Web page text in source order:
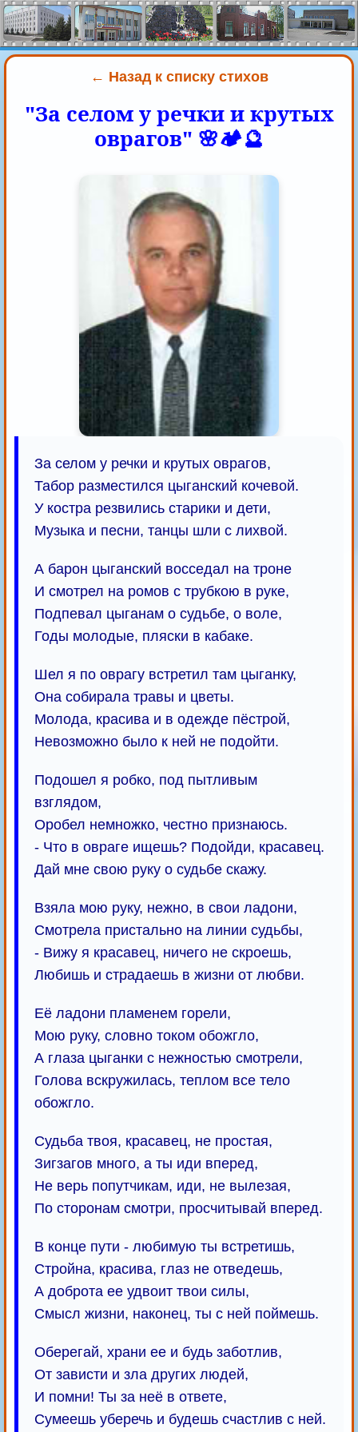
← Назад к списку стихов
"За селом у речки и крутых
оврагов" 🌸🏕️🔮
За селом у речки и крутых оврагов,
Табор разместился цыганский кочевой.
У костра резвились старики и дети,
Музыка и песни, танцы шли с лихвой.
А барон цыганский восседал на троне
И смотрел на ромов с трубкою в руке,
Подпевал цыганам о судьбе, о воле,
Годы молодые, пляски в кабаке.
Шел я по оврагу встретил там цыганку,
Она собирала травы и цветы.
Молода, красива и в одежде пёстрой,
Невозможно было к ней не подойти.
Подошел я робко, под пытливым
взглядом,
Оробел немножко, честно признаюсь.
- Что в овраге ищешь? Подойди, красавец.
Дай мне свою руку о судьбе скажу.
Взяла мою руку, нежно, в свои ладони,
Смотрела пристально на линии судьбы,
- Вижу я красавец, ничего не скроешь,
Любишь и страдаешь в жизни от любви.
Её ладони пламенем горели,
Мою руку, словно током обожгло,
А глаза цыганки с нежностью смотрели,
Голова вскружилась, теплом все тело
обожгло.
Судьба твоя, красавец, не простая,
Зигзагов много, а ты иди вперед,
Не верь попутчикам, иди, не вылезая,
По сторонам смотри, просчитывай вперед.
В конце пути - любимую ты встретишь,
Стройна, красива, глаз не отведешь,
А доброта ее удвоит твои силы,
Смысл жизни, наконец, ты с ней поймешь.
Оберегай, храни ее и будь заботлив,
От зависти и зла других людей,
И помни! Ты за неё в ответе,
Сумеешь уберечь и будешь счастлив с ней.